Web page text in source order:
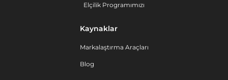
Elçilik Programımızı
Kaynaklar
Markalaştırma Araçları
Blog